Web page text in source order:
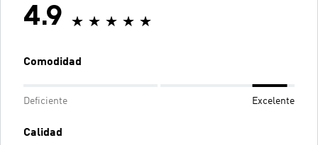
4.9
Comodidad
Deficiente Excelente
Calidad